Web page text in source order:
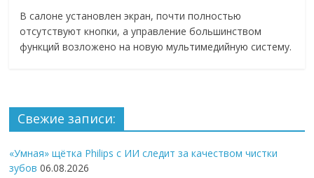
В салоне установлен экран, почти полностью
отсутствуют кнопки, а управление большинством
функций возложено на новую мультимедийную систему.
Свежие записи:
«Умная» щётка Philips с ИИ следит за качеством чистки
зубов 06.08.2026